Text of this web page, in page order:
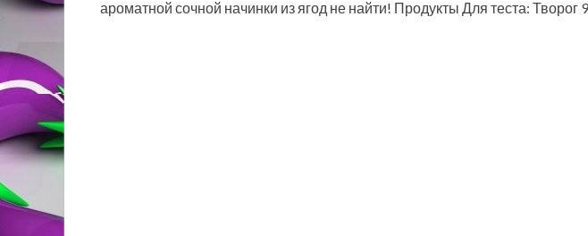
ароматной сочной начинки из ягод не найти! Продукты Для теста: Творог